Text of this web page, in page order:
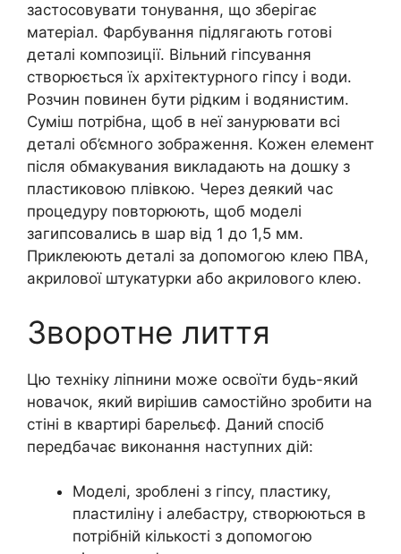
застосовувати тонування, що зберігає
матеріал. Фарбування підлягають готові
деталі композиції. Вільний гіпсування
створюється їх архітектурного гіпсу і води.
Розчин повинен бути рідким і водянистим.
Суміш потрібна, щоб в неї занурювати всі
деталі об’ємного зображення. Кожен елемент
після обмакувания викладають на дошку з
пластиковою плівкою. Через деякий час
процедуру повторюють, щоб моделі
загипсовались в шар від 1 до 1,5 мм.
Приклеюють деталі за допомогою клею ПВА,
акрилової штукатурки або акрилового клею.
Зворотне лиття
Цю техніку ліпнини може освоїти будь-який
новачок, який вирішив самостійно зробити на
стіні в квартирі барельєф. Даний спосіб
передбачає виконання наступних дій:
Моделі, зроблені з гіпсу, пластику,
пластиліну і алебастру, створюються в
потрібній кількості з допомогою